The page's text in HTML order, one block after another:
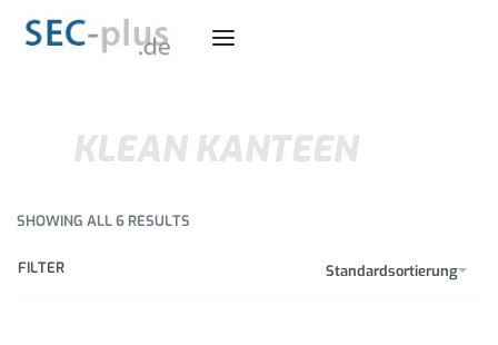
KLEAN KANTEEN
SHOWING ALL 6 RESULTS
Standardsortierung
FILTER